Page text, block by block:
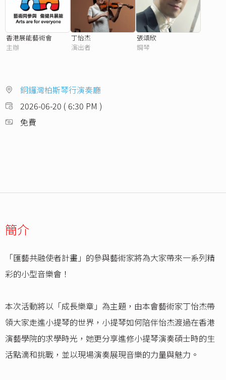
香港展能藝術會
主辦
丁怡杰
演出者
張頌欣
鋼琴
銅鑼灣柏斯琴行演奏廳
2026-06-20 ( 6:30 PM )
免費
簡介
「匯藝共融使者計畫」的參與藝術家將為大家帶來一系列精
彩的小型音樂會！
本次活動將以「成長樂章」為主題，由本會藝術家丁怡杰帶
領大家走進小提琴的世界，小提琴如何陪伴怡杰渡過在香港
演藝學院的求學時光，她更分享進修小提琴演奏碩士時的生
活點滴和挑戰，並以現場演奏展現音樂的力量與魅力。